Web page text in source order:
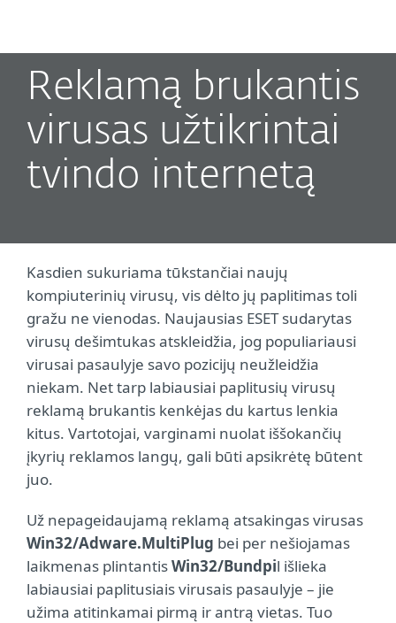
Reklamą brukantis
virusas užtikrintai
tvindo internetą
Kasdien sukuriama tūkstančiai naujų
kompiuterinių virusų, vis dėlto jų paplitimas toli
gražu ne vienodas. Naujausias ESET sudarytas
virusų dešimtukas atskleidžia, jog populiariausi
virusai pasaulyje savo pozicijų neužleidžia
niekam. Net tarp labiausiai paplitusių virusų
reklamą brukantis kenkėjas du kartus lenkia
kitus. Vartotojai, varginami nuolat iššokančių
įkyrių reklamos langų, gali būti apsikrėtę būtent
juo.
Už nepageidaujamą reklamą atsakingas virusas
Win32/Adware.MultiPlug bei per nešiojamas
laikmenas plintantisWin32/Bundpil išlieka
labiausiai paplitusiais virusais pasaulyje – jie
užima atitinkamai pirmą ir antrą vietas. Tuo